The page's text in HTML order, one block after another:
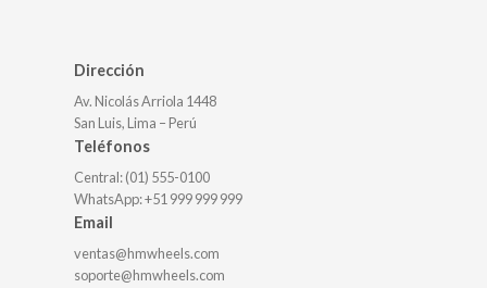
Dirección
Av. Nicolás Arriola 1448
San Luis, Lima – Perú
Teléfonos
Central: (01) 555-0100
WhatsApp: +51 999 999 999
Email
ventas@hmwheels.com
soporte@hmwheels.com